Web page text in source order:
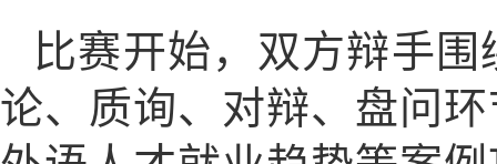
比赛开始，双方辩手
论、质询、对辩、盘问